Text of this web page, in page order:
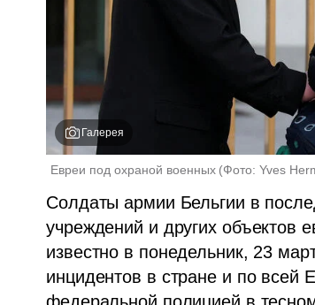
Галерея
Евреи под охраной военных (Фото: Yves
Солдаты армии Бельгии в
учреждений и других объектов
известно в понедельник, 23
инцидентов в стране и по всей